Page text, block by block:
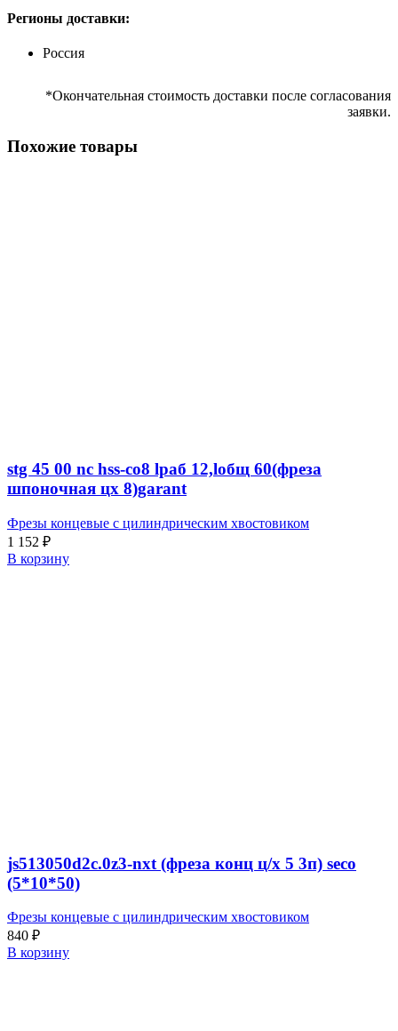
Регионы доставки:
Россия
*Окончательная стоимость доставки после согласования
заявки.
Похожие товары
stg 45 00 nc hss-co8 lраб 12,lобщ 60(фреза
шпоночная цх 8)garant
Фрезы концевые с цилиндрическим хвостовиком
1 152 ₽
В корзину
js513050d2c.0z3-nxt (фреза конц ц/х 5 3п) seco
(5*10*50)
Фрезы концевые с цилиндрическим хвостовиком
840 ₽
В корзину